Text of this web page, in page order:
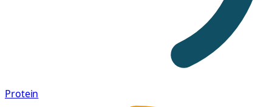
Protein